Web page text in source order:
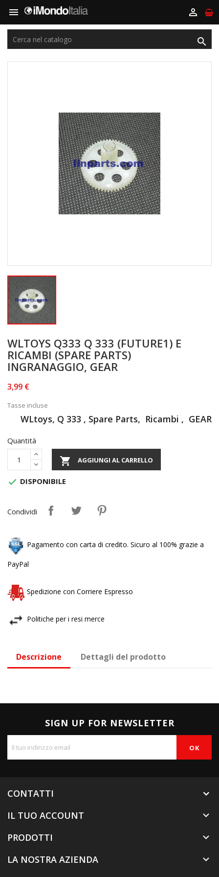
 

WLTOYS Q333 Q 333 (FUTURE1) E
RICAMBI (SPARE PARTS)
INGRANAGGIO, GEAR
3,99 €
Tasse incluse
WLtoys, Q 333 , Spare Parts, Ricambi , GEAR
Quantità
 AGGIUNGI AL CARRELLO
 DISPONIBILE
Condividi
Pagamento con carta di credito. Sicuro al 100% grazie a
PayPal
Spedizione con Corriere Espresso
Politiche per i resi merce
Descrizione Dettagli del prodotto
SIGN UP FOR NEWSLETTER
CONTATTI
IL TUO ACCOUNT

PRODOTTI 
LA NOSTRA AZIENDA 